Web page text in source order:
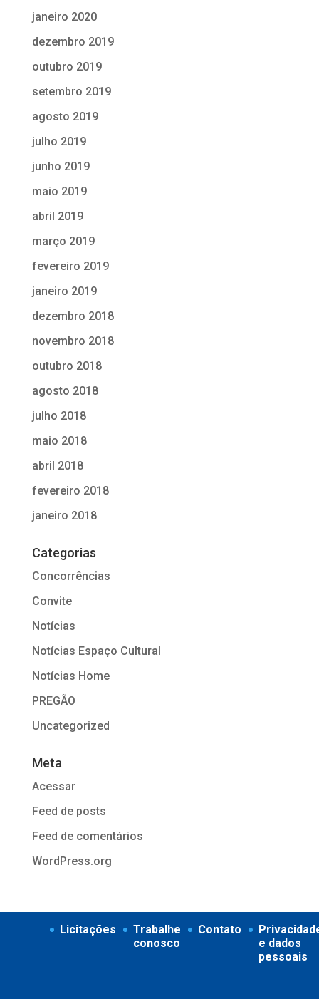
janeiro 2020
dezembro 2019
outubro 2019
setembro 2019
agosto 2019
julho 2019
junho 2019
maio 2019
abril 2019
março 2019
fevereiro 2019
janeiro 2019
dezembro 2018
novembro 2018
outubro 2018
agosto 2018
julho 2018
maio 2018
abril 2018
fevereiro 2018
janeiro 2018
Categorias
Concorrências
Convite
Notícias
Notícias Espaço Cultural
Notícias Home
PREGÃO
Uncategorized
Meta
Acessar
Feed de posts
Feed de comentários
WordPress.org
Licitações
Trabalhe
conosco
Contato
e dados
pessoais